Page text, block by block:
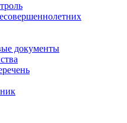
документы